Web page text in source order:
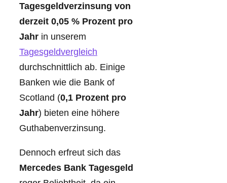
Tagesgeldverzinsung von
derzeit 0,05 % Prozent pro
Jahr in unserem
Tagesgeldvergleich
durchschnittlich ab. Einige
Banken wie die Bank of
Scotland (0,1 Prozent pro
Jahr) bieten eine höhere
Guthabenverzinsung.
Dennoch erfreut sich das
Mercedes Bank Tagesgeld